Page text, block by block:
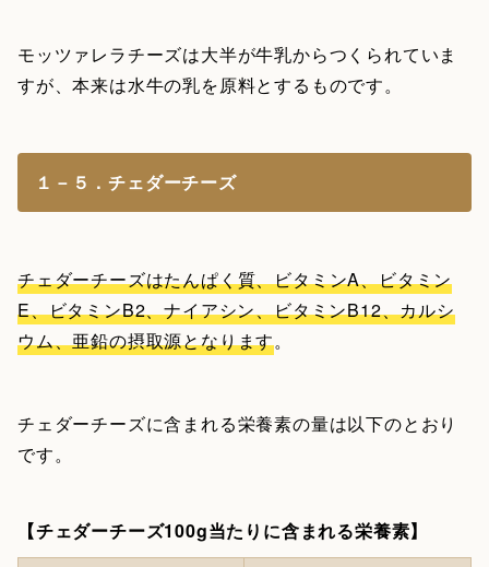
モッツァレラチーズは大半が牛乳からつくられていま
すが、本来は水牛の乳を原料とするものです。
１－５．チェダーチーズ
チェダーチーズはたんぱく質、ビタミンA、ビタミン
E、ビタミンB2、ナイアシン、ビタミンB12、カルシ
ウム、亜鉛の摂取源となります。
チェダーチーズに含まれる栄養素の量は以下のとおり
です。
【チェダーチーズ100g当たりに含まれる栄養素】